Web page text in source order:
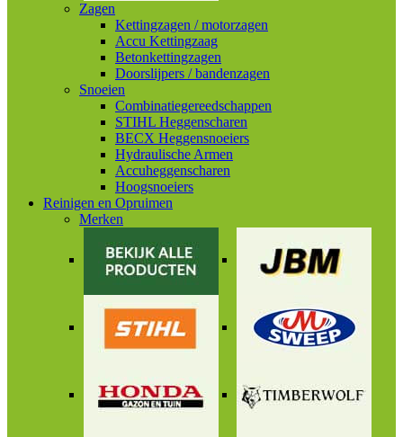
Zagen
Kettingzagen / motorzagen
Accu Kettingzaag
Betonkettingzagen
Doorslijpers / bandenzagen
Snoeien
Combinatiegereedschappen
STIHL Heggenscharen
BECX Heggensnoeiers
Hydraulische Armen
Accuheggenscharen
Hoogsnoeiers
Reinigen en Opruimen
Merken